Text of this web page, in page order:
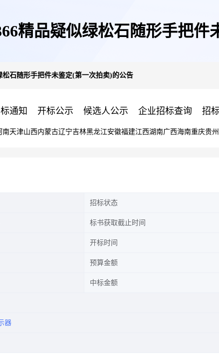
精品疑似绿松石随形手把件
石随形手把件未鉴定(第一次拍卖)的公告
通知 开标公示 候选人公示 企业招标查询 招
南天津山西内蒙古辽宁吉林黑龙江安徽福建江西湖南广西海南重庆贵州
招标状态
标书获取截止时间
开标时间
预算金额
中标金额
器